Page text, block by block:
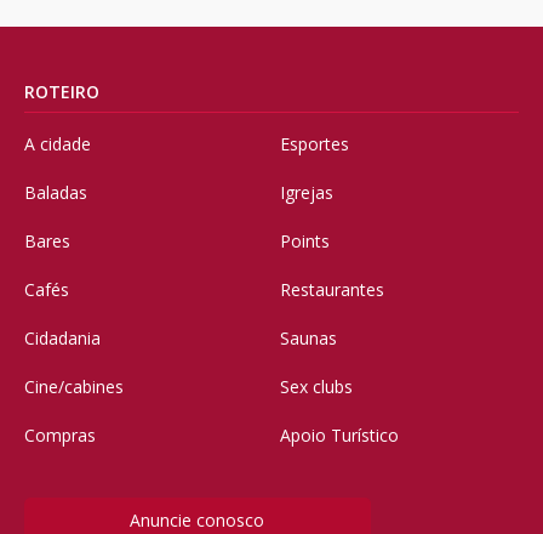
ROTEIRO
A cidade
Baladas
Bares
Cafés
Cidadania
Cine/cabines
Compras
Esportes
Igrejas
Points
Restaurantes
Saunas
Sex clubs
Apoio Turístico
Anuncie conosco